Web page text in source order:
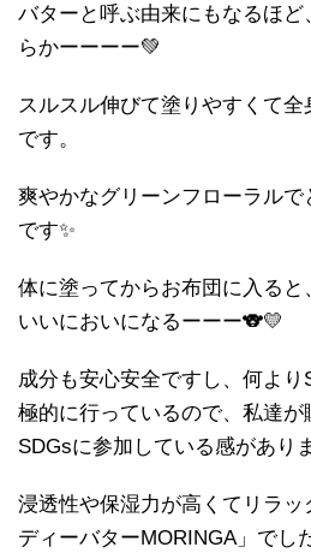
バターと呼ぶ由来にもなるほ
らかーーーー💚
スルスル伸びて塗りやすくて
です。
爽やかなグリーンフローラル
です✨
体に塗ってからお布団に入る
いいにおいになるーーー🐨💛
成分も安心安全ですし、何よ
極的に行っているので、私達
SDGsに参加している感があり
浸透性や保湿力が高くてリラ
ディーバターMORINGA」でし